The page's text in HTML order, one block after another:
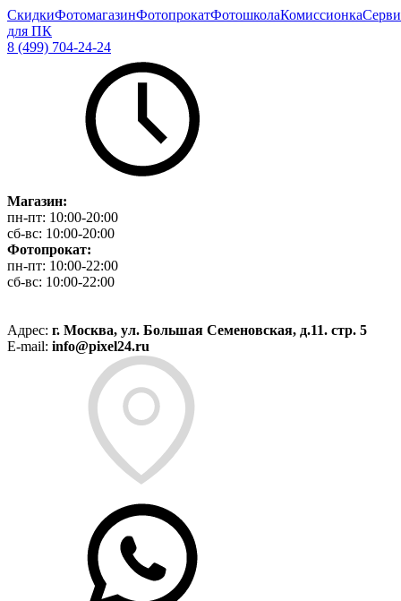
СкидкиФотомагазинФотопрокатФотошколаКомиссионка
для ПК
8 (499) 704-24-24
Магазин:
пн-пт: 10:00-20:00
сб-вс: 10:00-20:00
Фотопрокат:
пн-пт: 10:00-22:00
сб-вс: 10:00-22:00
Адрес: г. Москва, ул. Большая Семеновская, д.11. стр. 5
E-mail: info@pixel24.ru